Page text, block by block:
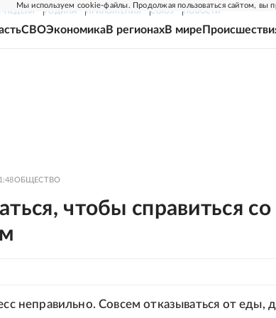
Мы используем cookie-файлы. Продолжая пользоваться сайтом, вы
НЕДЕЛЯ РОДИНА ПРИЛОЖЕНИЯ СОЮЗ НОВОСТИ
СВОЭкономикаВ регионахВ мире
ОБЩЕСТВО
чтобы справиться со
неправильно. Совсем отказываться от еды,